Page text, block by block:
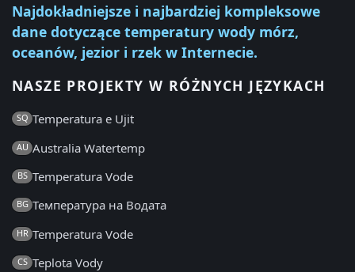
Najdokładniejsze i najbardziej kompleksowe
dane dotyczące temperatury wody mórz,
oceanów, jezior i rzek w Internecie.
NASZE PROJEKTY W RÓŻNYCH JĘZYKACH
SQ Temperatura e Ujit
AU Australia Watertemp
BS Temperatura Vode
BG Температура на Водата
HR Temperatura Vode
CS Teplota Vody